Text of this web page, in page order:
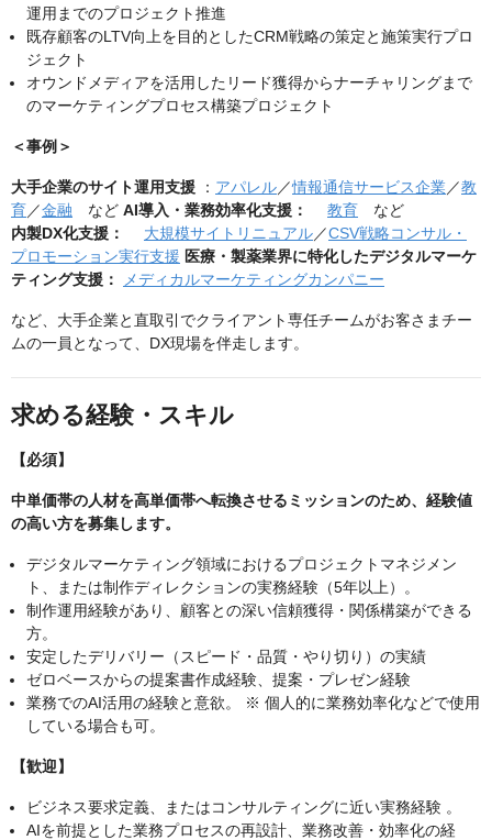
運用までのプロジェクト推進
既存顧客のLTV向上を目的としたCRM戦略の策定と施策実行プロ
ジェクト
オウンドメディアを活用したリード獲得からナーチャリングまで
のマーケティングプロセス構築プロジェクト
＜事例＞
大手企業のサイト運用支援 ： アパレル／情報通信サービス企業／教
育／金融 など AI導入・業務効率化支援： 教育 など
内製DX化支援：
大規模サイトリニュアル／CSV戦略コンサル・
プロモーション実行支援 医療・製薬業界に特化したデジタルマーケ
ティング支援：
メディカルマーケティングカンパニー
など、大手企業と直取引でクライアント専任チームがお客さまチー
ムの一員となって、DX現場を伴走します。
求める経験・スキル
【必須】
中単価帯の人材を高単価帯へ転換させるミッションのため、経験値
の高い方を募集します。
デジタルマーケティング領域におけるプロジェクトマネジメン
ト、または制作ディレクションの実務経験（5年以上）。
制作運用経験があり、顧客との深い信頼獲得・関係構築ができる
方。
安定したデリバリー（スピード・品質・やり切り）の実績
ゼロベースからの提案書作成経験、提案・プレゼン経験
業務でのAI活用の経験と意欲。 ※ 個人的に業務効率化などで使用
している場合も可。
【歓迎】
ビジネス要求定義、またはコンサルティングに近い実務経験 。
AIを前提とした業務プロセスの再設計、業務改善・効率化の経